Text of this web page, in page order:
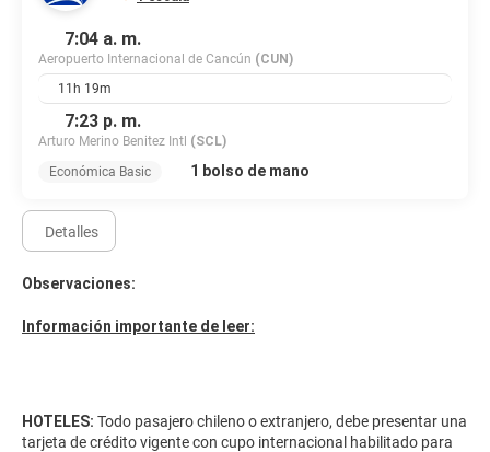
7:04 a. m.
Aeropuerto Internacional de Cancún (CUN)
11h 19m
7:23 p. m.
Arturo Merino Benitez Intl (SCL)
Económica Basic
1 bolso de mano
Detalles
Observaciones:
Información importante de leer:
HOTELES: Todo pasajero chileno o extranjero, debe presentar una
tarjeta de crédito vigente con cupo internacional habilitado para